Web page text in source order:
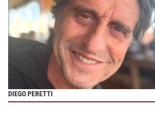
DIEGO PERETTI